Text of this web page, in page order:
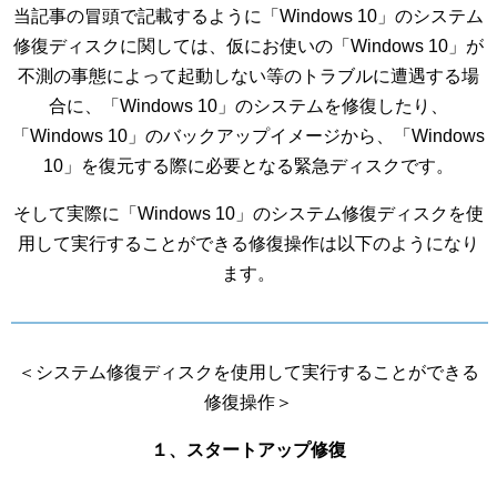
当記事の冒頭で記載するように「Windows 10」のシステム
修復ディスクに関しては、仮にお使いの「Windows 10」が
不測の事態によって起動しない等のトラブルに遭遇する場
合に、「Windows 10」のシステムを修復したり、
「Windows 10」のバックアップイメージから、「Windows
10」を復元する際に必要となる緊急ディスクです。
そして実際に「Windows 10」のシステム修復ディスクを使
用して実行することができる修復操作は以下のようになり
ます。
＜システム修復ディスクを使用して実行することができる
修復操作＞
１、スタートアップ修復